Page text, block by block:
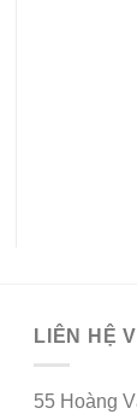
LIÊN HỆ
55 Hoàng